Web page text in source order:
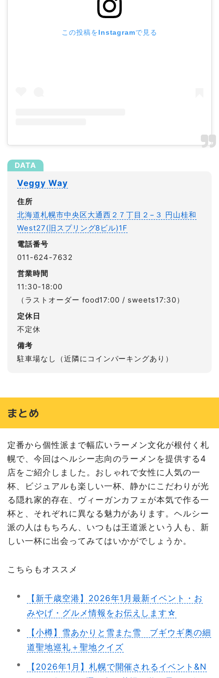
この投稿をInstagramで見る
Veggy Way
住所
北海道札幌市中央区大通西２７丁目２−３ 円山桂和
West27(旧スプリング8ビル)1F
電話番号
011-624-7632
営業時間
11:30-18:00
（ラストオーダー food17:00 / sweets17:30）
定休日
不定休
備考
駐車場なし（近隣にコインパーキングあり）
まとめ
定番から個性派まで幅広いラーメン文化が根付く札
幌で、今回はヘルシー志向のラーメンを提供する4
店をご紹介しました。おしゃれで女性に人気の一
杯、ビジュアルも楽しい一杯、静かにこだわりが光
る隠れ家的存在、ヴィーガンカフェが本気で作る一
杯と、それぞれに異なる魅力があります。ヘルシー
派の人はもちろん、いつもは王道派という人も、新
しい一杯に出会ってみてはいかがでしょうか。
こちらもオススメ
【新千歳空港】2026年1月最新イベント・お
みやげ・グルメ情報をお伝えします☆
【小樽】雪あかりと雪また雪 ブギウギ奥の細
道聖地巡礼＋聖地クイズ
【2026年1月】札幌で開催されるイベント&N